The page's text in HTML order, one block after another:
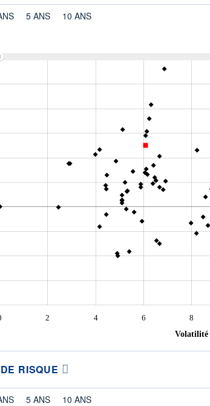
5 ANS 10 ANS
2 4 6 8
Volatilité
RISQUE
5 ANS 10 ANS